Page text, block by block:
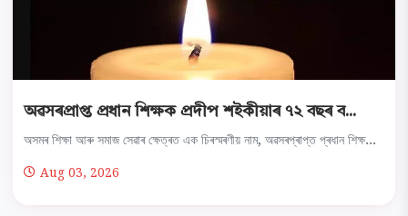
অৱসৰপ্ৰাপ্ত প্ৰধান শিক্ষক প্ৰদীপ শইকীয়াৰ ৭২ বছৰ ব...
অসমৰ শিক্ষা আৰু সমাজ সেৱাৰ ক্ষেত্ৰত এক চিৰস্মৰণীয় নাম, অৱসৰপ্ৰাপ্ত প্ৰধান শিক্ষ...
Aug 03, 2026